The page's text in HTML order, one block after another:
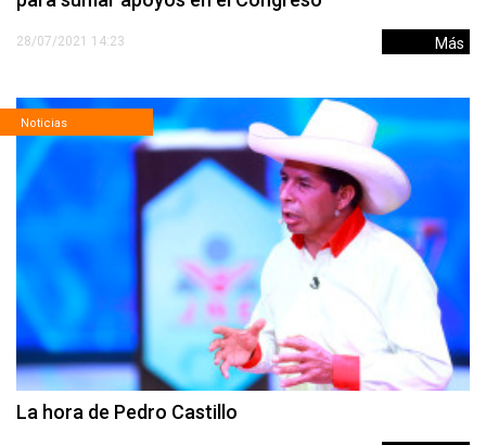
28/07/2021 14:23 Más
Noticias
La hora de Pedro Castillo